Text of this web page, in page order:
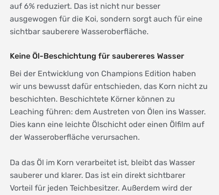
auf 6% reduziert. Das ist nicht nur besser
ausgewogen für die Koi, sondern sorgt auch für eine
sichtbar sauberere Wasseroberfläche.
Keine Öl-Beschichtung für saubereres Wasser
Bei der Entwicklung von Champions Edition haben
wir uns bewusst dafür entschieden, das Korn nicht zu
beschichten. Beschichtete Körner können zu
Leaching führen: dem Austreten von Ölen ins Wasser.
Dies kann eine leichte Ölschicht oder einen Ölfilm auf
der Wasseroberfläche verursachen.
Da das Öl im Korn verarbeitet ist, bleibt das Wasser
sauberer und klarer. Das ist ein direkt sichtbarer
Vorteil für jeden Teichbesitzer. Außerdem wird der